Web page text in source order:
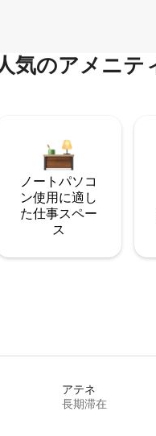
気のアメニテ
ノートパソコ
ン使用に適し
た仕事スペー
ス
アテネ
長期滞在